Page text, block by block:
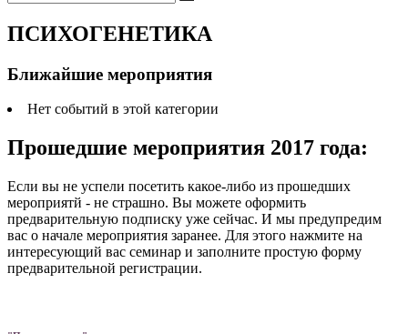
ПСИХОГЕНЕТИКА
Ближайшие мероприятия
Нет событий в этой категории
Прошедшие мероприятия 2017 года:
Если вы не успели посетить какое-либо из прошедших
мероприятй - не страшно. Вы можете оформить
предварительную подписку уже сейчас. И мы предупредим
вас о начале мероприятия заранее. Для этого нажмите на
интересующий вас семинар и заполните простую форму
предварительной регистрации.